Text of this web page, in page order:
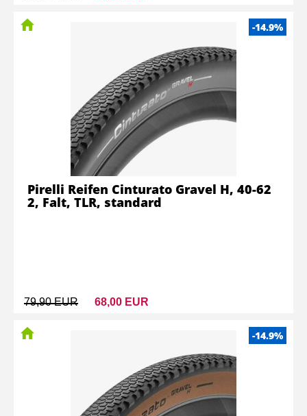
-14.9%
79,90 EUR 68,00 EUR
Pirelli Reifen Cinturato Gravel H, 40-62
2, Falt, TLR, standard
-14.9%